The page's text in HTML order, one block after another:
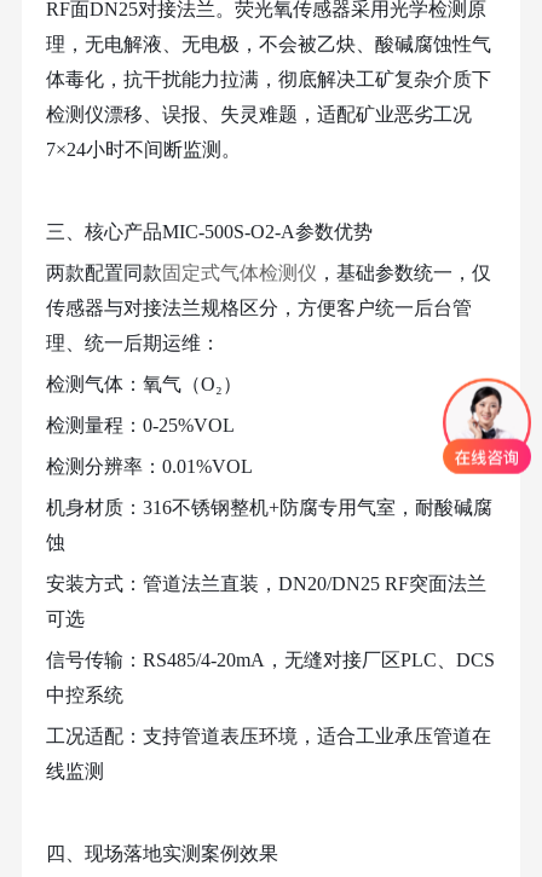
RF面DN25对接法兰。荧光氧传感器采用光学检测原
理，无电解液、无电极，不会被乙炔、酸碱腐蚀性气
体毒化，抗干扰能力拉满，彻底解决工矿复杂介质下
检测仪漂移、误报、失灵难题，适配矿业恶劣工况
7×24小时不间断监测。
三、核心产品MIC-500S-O2-A参数优势
两款配置同款固定式气体检测仪 ，基础参数统一，仅
传感器与对接法兰规格区分，方便客户统一后台管
理、统一后期运维：
检测气体：氧气（O₂）
检测量程： 0-25%VOL
检测分辨率： 0.01%VOL
机身材质： 316不锈钢整机+防腐专用气室，耐酸碱腐
蚀
安装方式：管道法兰直装， DN20/DN25 RF突面法兰
可选
信号传输： RS485/4-20mA，无缝对接厂区PLC、DCS
中控系统
工况适配：支持管道表压环境，适合工业承压管道在
线监测
四、现场落地实测案例效果